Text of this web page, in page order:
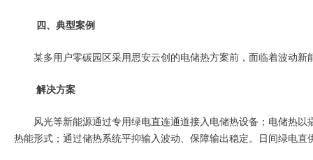
四、典型案例
某多用户零碳园区采用思安云创的电储热方案前，面临着波动
解决方案
风光等新能源通过专用绿电直连通道接入电储热设备；电储热
热能形式；通过储热系统平抑输入波动、保障输出稳定。日间绿电